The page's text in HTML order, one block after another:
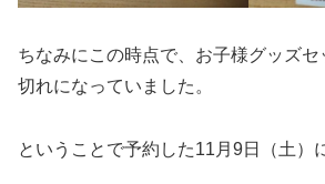
ちなみにこの時点で、お子様グッズセ
切れになっていました。
ということで予約した11月9日（土）